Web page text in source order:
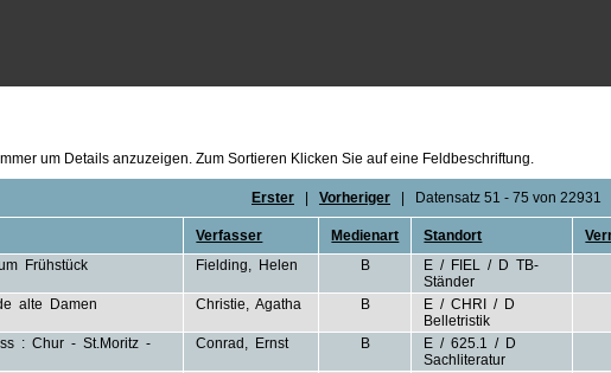
um Details anzuzeigen. Zum Sortieren Klicken Sie auf eine Feldbeschriftung.
Erster Vorheriger Datensatz 51 - 75 von 22931
Verfasser Medienart Standort
Frühstück Fielding, Helen B
E / FIEL / D TB-
Ständer
alte Damen Christie, Agatha B
E / CHRI / D
Belletristik
: Chur - St.Moritz -
Conrad, Ernst B
E / 625.1 / D
Sachliteratur